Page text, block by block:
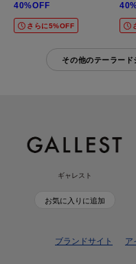
40%OFF
さらに5%OFF
その他のテーラー
ギャレスト
お気に入りに追加
ブランドサイト ア